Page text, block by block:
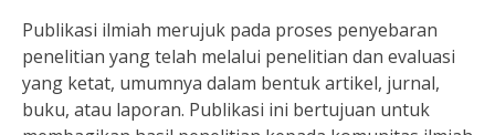
Publikasi ilmiah merujuk pada proses penyebaran
penelitian yang telah melalui penelitian dan evaluasi
yang ketat, umumnya dalam bentuk artikel, jurnal,
buku, atau laporan. Publikasi ini bertujuan untuk